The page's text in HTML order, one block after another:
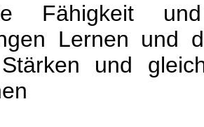
und
Lernen und
und